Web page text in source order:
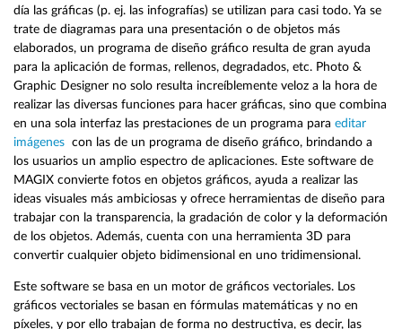
día las gráficas (p. ej. las infografías) se utilizan para casi todo. Ya se
trate de diagramas para una presentación o de objetos más
elaborados, un programa de diseño gráfico resulta de gran ayuda
para la aplicación de formas, rellenos, degradados, etc. Photo &
Graphic Designer no solo resulta increíblemente veloz a la hora de
realizar las diversas funciones para hacer gráficas, sino que combina
en una sola interfaz las prestaciones de un programa para editar
imágenes con las de un programa de diseño gráfico, brindando a
los usuarios un amplio espectro de aplicaciones. Este software de
MAGIX convierte fotos en objetos gráficos, ayuda a realizar las
ideas visuales más ambiciosas y ofrece herramientas de diseño para
trabajar con la transparencia, la gradación de color y la deformación
de los objetos. Además, cuenta con una herramienta 3D para
convertir cualquier objeto bidimensional en uno tridimensional.
Este software se basa en un motor de gráficos vectoriales. Los
gráficos vectoriales se basan en fórmulas matemáticas y no en
píxeles, y por ello trabajan de forma no destructiva, es decir, las